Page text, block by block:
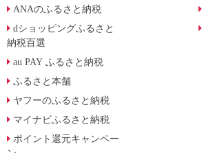
ANAのふるさと納税
dショッピングふるさと
納税百選
au PAY ふるさと納税
ふるさと本舗
ヤフーのふるさと納税
マイナビふるさと納税
ポイント還元キャンペー